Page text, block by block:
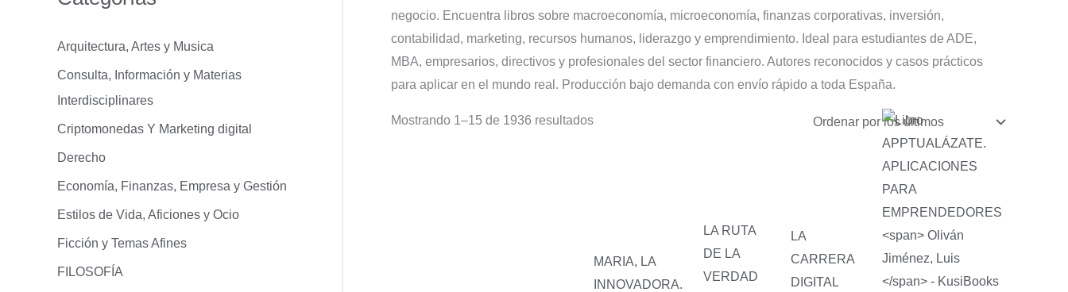
Arquitectura, Artes y Musica
Consulta, Información y Materias
Interdisciplinares
Criptomonedas Y Marketing digital
Derecho
Economía, Finanzas, Empresa y Gestión
Estilos de Vida, Aficiones y Ocio
Ficción y Temas Afines
FILOSOFÍA
negocio. Encuentra libros sobre macroeconomía, microeconomía, finanzas corporativas, inversión,
contabilidad, marketing, recursos humanos, liderazgo y emprendimiento. Ideal para estudiantes de ADE,
MBA, empresarios, directivos y profesionales del sector financiero. Autores reconocidos y casos prácticos
para aplicar en el mundo real. Producción bajo demanda con envío rápido a toda España.
Mostrando 1–15 de 1936 resultados
MARIA, LA
INNOVADORA.
LA RUTA
DE LA
VERDAD
LA
CARRERA
DIGITAL